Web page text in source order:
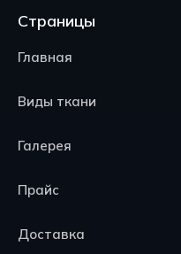
Страницы
Главная
Виды ткани
Галерея
Прайс
Доставка